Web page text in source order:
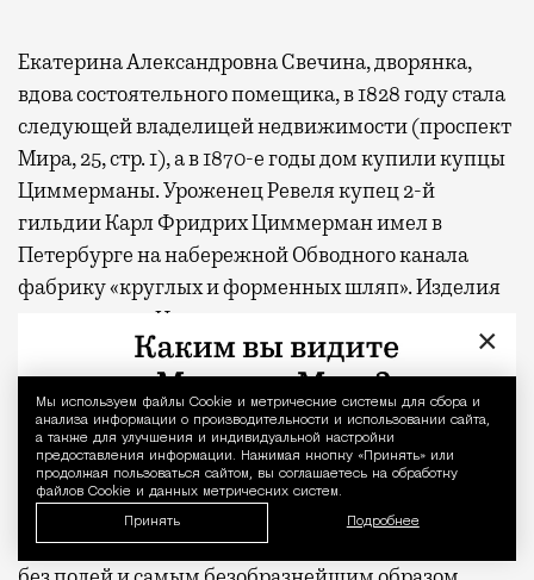
Уведомление
Мы используем файлы Сookie и метрические системы для сбора и
анализа информации о производительности и использовании сайта,
а также для улучшения и индивидуальной настройки
предоставления информации. Нажимая кнопку «Принять» или
продолжая пользоваться сайтом, вы соглашаетесь на обработку
файлов Cookie и данных метрических систем.
Принять Подробнее
Екатерина Александровна Свечина, дворянка,
вдова состоятельного помещика, в 1828 году стала
следующей владелицей недвижимости (проспект
Мира, 25, стр. 1), а в 1870-е годы дом купили купцы
Циммерманы. Уроженец Ревеля купец 2-й
гильдии Карл Фридрих Циммерман имел в
Петербурге на набережной Обводного канала
фабрику «круглых и форменных шляп». Изделия
предприятия Циммермана экспонировались на
Всемирной выставке в Лондоне и были
увековечены пером Федора Михайловича
Достоевского в романе «Преступление и
наказание» при описании деталей одежды
Родиона Раскольникова: «Шляпа эта была высокая,
круглая, циммермановская, но вся уже
изношенная, совсем рыжая, вся в дырах и пятнах,
×